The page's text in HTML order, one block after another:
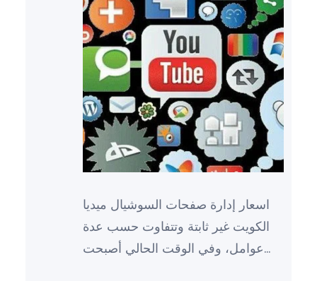
اسعار إدارة صفحات السوشيال ميديا
الكويت غير ثابتة وتتفاوت حسب عدة
عوامل، وفي الوقت الحالي أصبحت